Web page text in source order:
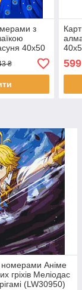
з
40x50
Santi
₴ 599
номерами Аніме
гріхів Меліодас
(LW30950)